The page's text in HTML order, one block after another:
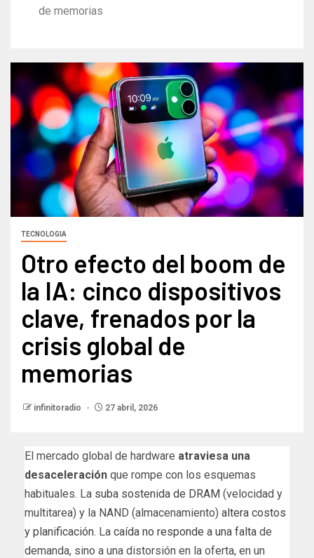
de memorias
TECNOLOGIA
Otro efecto del boom de
la IA: cinco dispositivos
clave, frenados por la
crisis global de
memorias
infinitoradio 27 abril, 2026
El mercado global de hardware atraviesa una
desaceleración que rompe con los esquemas
habituales. La suba sostenida de DRAM (velocidad y
multitarea) y la NAND (almacenamiento) altera costos
y planificación. La caída no responde a una falta de
demanda, sino a una distorsión en la oferta, en un